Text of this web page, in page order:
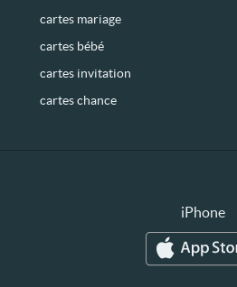
cartes mariage
cartes bébé
cartes invitation
cartes chance
iPhone